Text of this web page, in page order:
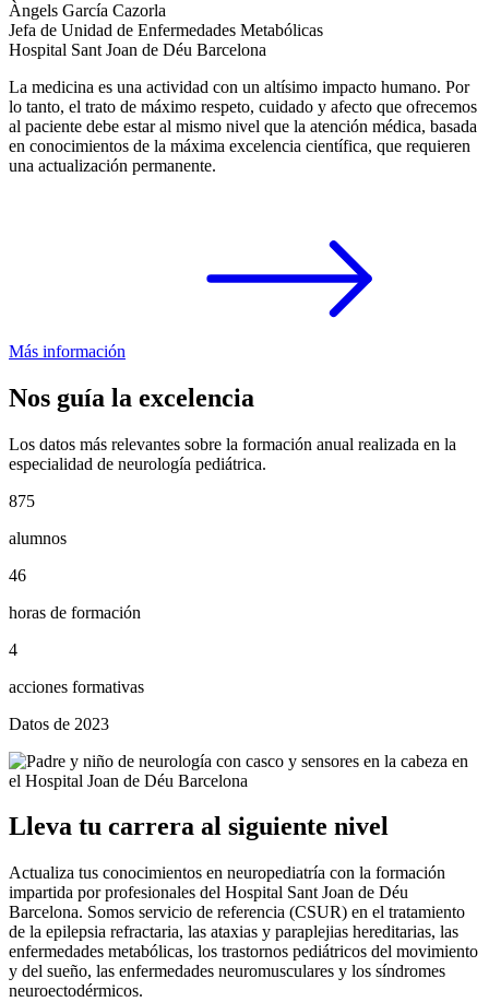
Àngels García Cazorla
Jefa de Unidad de Enfermedades Metabólicas
Hospital Sant Joan de Déu Barcelona
La medicina es una actividad con un altísimo impacto humano. Por
lo tanto, el trato de máximo respeto, cuidado y afecto que ofrecemos
al paciente debe estar al mismo nivel que la atención médica, basada
en conocimientos de la máxima excelencia científica, que requieren
una actualización permanente.
Más información
Nos guía la excelencia
Los datos más relevantes sobre la formación anual realizada en la
especialidad de neurología pediátrica.
875
alumnos
46
horas de formación
4
acciones formativas
Datos de 2023
Lleva tu carrera al siguiente nivel
Actualiza tus conocimientos en neuropediatría con la formación
impartida por profesionales del Hospital Sant Joan de Déu
Barcelona. Somos servicio de referencia (CSUR) en el tratamiento
de la epilepsia refractaria, las ataxias y paraplejias hereditarias, las
enfermedades metabólicas, los trastornos pediátricos del movimiento
y del sueño, las enfermedades neuromusculares y los síndromes
neuroectodérmicos.